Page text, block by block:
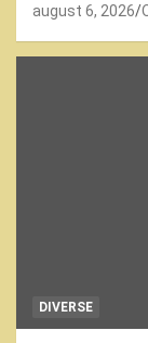
august 6, 2026
DIVERSE